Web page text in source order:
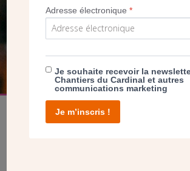
NOUS PERMET D’AGIR
FAIRE UN DON
Adresse électronique*
Je souhaite recevoir la
Chantiers du Cardinal et autres
communications marketing
Je m’inscris !